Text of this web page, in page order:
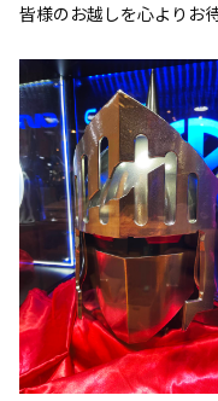
皆様のお越しを心よりお